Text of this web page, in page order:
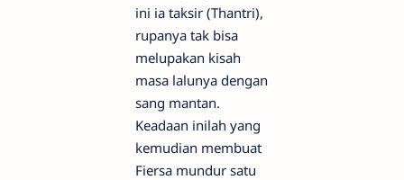
ini ia taksir (Thantri),
rupanya tak bisa
melupakan kisah
masa lalunya dengan
sang mantan.
Keadaan inilah yang
kemudian membuat
Fiersa mundur satu